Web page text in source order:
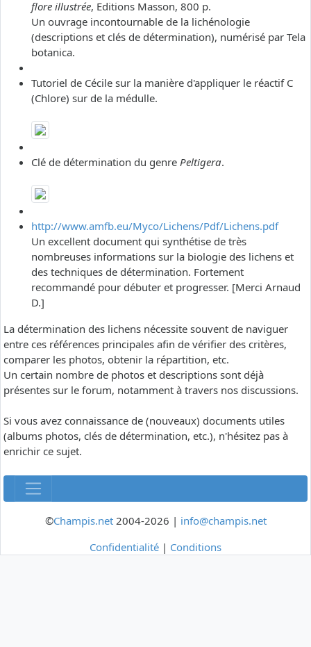
flore illustrée, Editions Masson, 800 p.
Un ouvrage incontournable de la lichénologie
(descriptions et clés de détermination), numérisé par Tela
botanica.
Tutoriel de Cécile sur la manière d'appliquer le réactif C
(Chlore) sur de la médulle.
Clé de détermination du genre Peltigera.
http://www.amfb.eu/Myco/Lichens/Pdf/Lichens.pdf
Un excellent document qui synthétise de très
nombreuses informations sur la biologie des lichens et
des techniques de détermination. Fortement
recommandé pour débuter et progresser. [Merci Arnaud
D.]
La détermination des lichens nécessite souvent de naviguer
entre ces références principales afin de vérifier des critères,
comparer les photos, obtenir la répartition, etc.
Un certain nombre de photos et descriptions sont déjà
présentes sur le forum, notamment à travers nos discussions.
Si vous avez connaissance de (nouveaux) documents utiles
(albums photos, clés de détermination, etc.), n'hésitez pas à
enrichir ce sujet.
©Champis.net2004-2026 | info@champis.net
Confidentialité | Conditions